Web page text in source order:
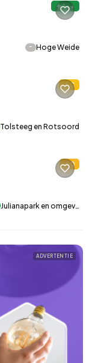
A++
- Hoge Weide
C
Tolsteeg en Rotsoord
D
Julianapark en omgev…
ADVERTENTIE